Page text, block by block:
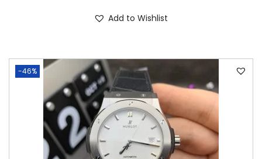
Add to Wishlist
-46%